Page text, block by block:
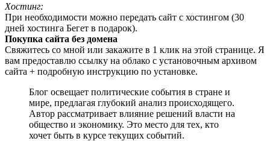
Хостинг:
При необходимости можно передать сайт с хостингом (30
дней хостинга Бегет в подарок).
Покупка сайта без домена
Свяжитесь со мной или закажите в 1 клик на этой странице. Я
вам предоставлю ссылку на облако с установочным архивом
сайта + подробную инструкцию по установке.
Блог освещает политические события в стране и
мире, предлагая глубокий анализ происходящего.
Автор рассматривает влияние решений власти на
общество и экономику. Это место для тех, кто
хочет быть в курсе текущих событий.